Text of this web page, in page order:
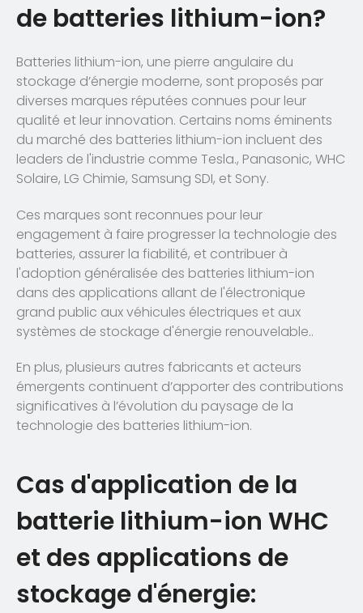
de batteries lithium-ion?
Batteries lithium-ion, une pierre angulaire du
stockage d’énergie moderne, sont proposés par
diverses marques réputées connues pour leur
qualité et leur innovation. Certains noms éminents
du marché des batteries lithium-ion incluent des
leaders de l'industrie comme Tesla., Panasonic, WHC
Solaire, LG Chimie, Samsung SDI, et Sony.
Ces marques sont reconnues pour leur
engagement à faire progresser la technologie des
batteries, assurer la fiabilité, et contribuer à
l'adoption généralisée des batteries lithium-ion
dans des applications allant de l'électronique
grand public aux véhicules électriques et aux
systèmes de stockage d'énergie renouvelable..
En plus, plusieurs autres fabricants et acteurs
émergents continuent d’apporter des contributions
significatives à l’évolution du paysage de la
technologie des batteries lithium-ion.
Cas d'application de la
batterie lithium-ion WHC
et des applications de
stockage d'énergie: